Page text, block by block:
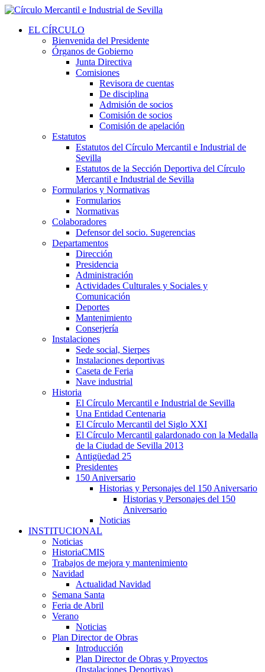
EL CÍRCULO
Bienvenida del Presidente
Órganos de Gobierno
Junta Directiva
Comisiones
Revisora de cuentas
De disciplina
Admisión de socios
Comisión de socios
Comisión de apelación
Estatutos
Estatutos del Círculo Mercantil e Industrial de
Sevilla
Estatutos de la Sección Deportiva del Círculo
Mercantil e Industrial de Sevilla
Formularios y Normativas
Formularios
Normativas
Colaboradores
Defensor del socio. Sugerencias
Departamentos
Dirección
Presidencia
Administración
Actividades Culturales y Sociales y
Comunicación
Deportes
Mantenimiento
Conserjería
Instalaciones
Sede social, Sierpes
Instalaciones deportivas
Caseta de Feria
Nave industrial
Historia
El Círculo Mercantil e Industrial de Sevilla
Una Entidad Centenaria
El Círculo Mercantil del Siglo XXI
El Círculo Mercantil galardonado con la Medalla
de la Ciudad de Sevilla 2013
Antigüedad 25
Presidentes
150 Aniversario
Historias y Personajes del 150 Aniversario
Historias y Personajes del 150
Aniversario
Noticias
INSTITUCIONAL
Noticias
HistoriaCMIS
Trabajos de mejora y mantenimiento
Navidad
Actualidad Navidad
Semana Santa
Feria de Abril
Verano
Noticias
Plan Director de Obras
Introducción
Plan Director de Obras y Proyectos
(Instalaciones Deportivas)